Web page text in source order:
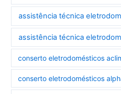
assistência técnica
assistência técnica
conserto eletrodomésticos
conserto eletrodomésticos